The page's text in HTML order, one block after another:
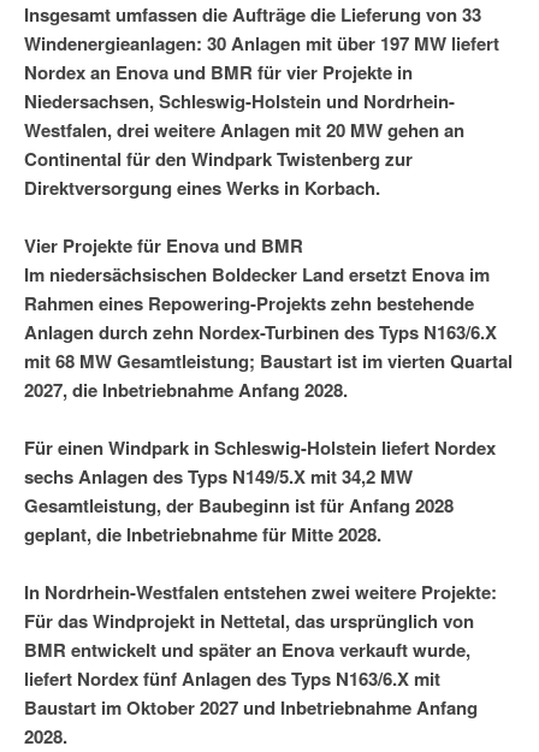
Insgesamt umfassen die Aufträge die Lieferung von 33
Windenergieanlagen: 30 Anlagen mit über 197 MW liefert
Nordex an Enova und BMR für vier Projekte in
Niedersachsen, Schleswig-Holstein und Nordrhein-
Westfalen, drei weitere Anlagen mit 20 MW gehen an
Continental für den Windpark Twistenberg zur
Direktversorgung eines Werks in Korbach.
Vier Projekte für Enova und BMR
Im niedersächsischen Boldecker Land ersetzt Enova im
Rahmen eines Repowering-Projekts zehn bestehende
Anlagen durch zehn Nordex-Turbinen des Typs N163/6.X
mit 68 MW Gesamtleistung; Baustart ist im vierten Quartal
2027, die Inbetriebnahme Anfang 2028.
Für einen Windpark in Schleswig-Holstein liefert Nordex
sechs Anlagen des Typs N149/5.X mit 34,2 MW
Gesamtleistung, der Baubeginn ist für Anfang 2028
geplant, die Inbetriebnahme für Mitte 2028.
In Nordrhein-Westfalen entstehen zwei weitere Projekte:
Für das Windprojekt in Nettetal, das ursprünglich von
BMR entwickelt und später an Enova verkauft wurde,
liefert Nordex fünf Anlagen des Typs N163/6.X mit
Baustart im Oktober 2027 und Inbetriebnahme Anfang
2028.